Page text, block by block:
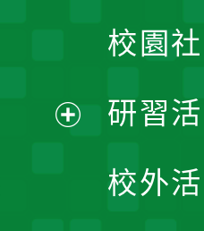
校園
研習
校外